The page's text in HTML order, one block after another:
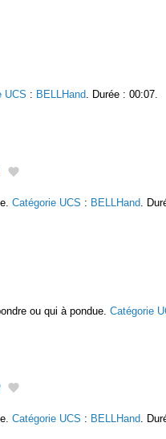
UCS : BELLHand . Durée : 00:07.
Catégorie UCS : BELLHand .
ou qui à pondue. Catégorie
Catégorie UCS : BELLHand.